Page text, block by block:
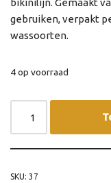
bikinilijn. Gemaakt
gebruiken, verpakt
wassoorten.
4 op voorraad
SKU: 37